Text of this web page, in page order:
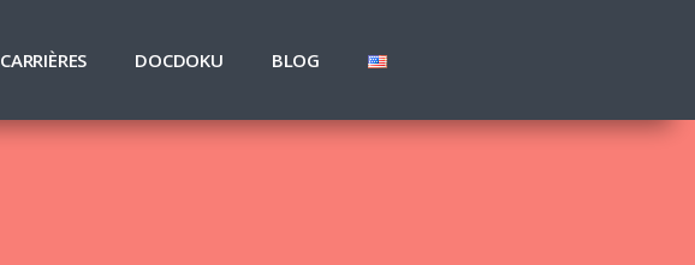
CARRIÈRES DOCDOKU BLOG